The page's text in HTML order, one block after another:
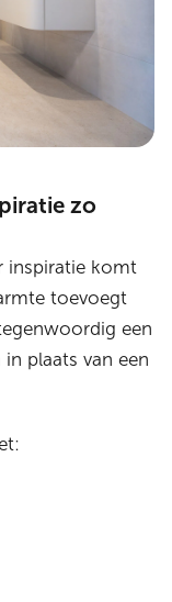
zo
inspiratie komt
toevoegt
een
plaats van een